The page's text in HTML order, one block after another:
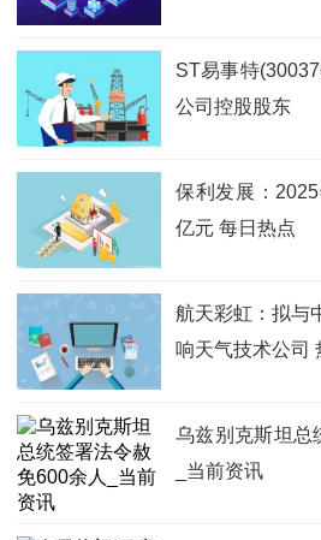
ST易事特
公司控股股东
保利发展：
亿元 每日热点
航天彩虹：拟与
响天气技术公司
乌兹别克斯坦总
_当前资讯